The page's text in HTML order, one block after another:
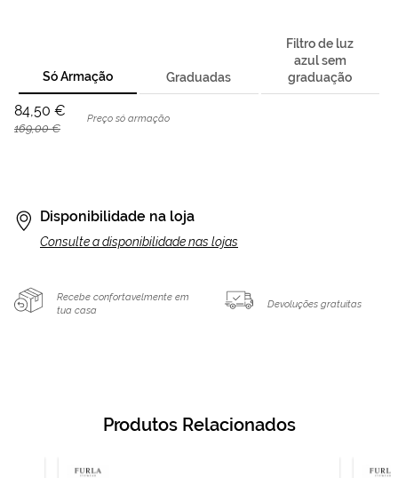
Só Armação
84,50 €
169,00 €
Preço só armação
Graduadas
Filtro de luz
azul sem
graduação
Disponibilidade na loja
Consulte a disponibilidade nas lojas
Recebe confortavelmente em
tua casa
Devoluções gratuitas
Produtos Relacionados